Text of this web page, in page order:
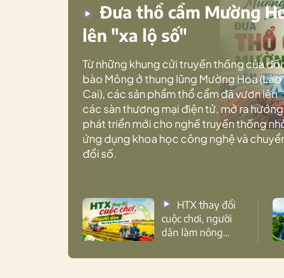
Đưa thổ cẩm Mường
lên "xa lộ số"
Từ những khung cửi truyền thống của
bào Mông ở thung lũng Mường Hoa (Lào
Cai), các sản phẩm thổ cẩm đã vươn lên
các sàn thương mại điện tử, mở ra hướng
phát triển mới cho nghề truyền thống
ứng dụng khoa học công nghệ và
đổi số.
cuộc chơi, người
dân làm nông